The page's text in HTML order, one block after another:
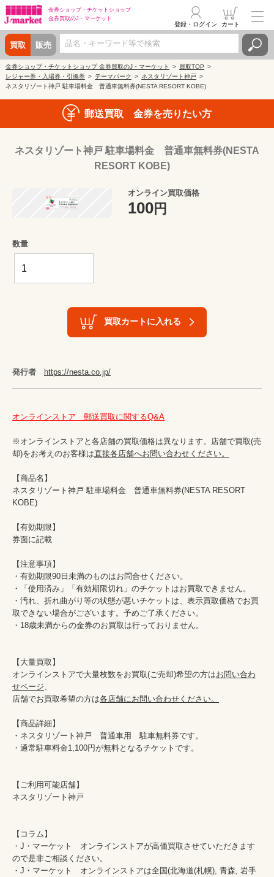
金券ショップ・ チケットショップ
金券買取のJ・マーケット
買取 販売
登録・ログイン カート
金券ショップ・チケットショップ 金券買取のJ・マーケット
買取TOP
レジャー券・入場券・引換券
テーマパーク
ネスタリゾート神戸
ネスタリゾート神戸 駐車場料金 普通車無料券(NESTA RESORT KOBE)
郵送買取 金券を売りたい方
ネスタリゾート神戸 駐車場料金 普通車無料券(NESTA
RESORT KOBE)
オンライン買取価格
100円
数量
買取カートに入れる
発行者 https://nesta.co.jp/
オンラインストア　郵送買取に関するQ&A
※オンラインストアと各店舗の買取価格は異なります。店舗で買取(売
却)をお考えのお客様は直接各店舗へお問い合わせください。
【商品名】
ネスタリゾート神戸 駐車場料金　普通車無料券(NESTA RESORT
KOBE)
【有効期限】
券面に記載
【注意事項】
・有効期限90日未満のものはお問合せください。
・「使用済み」「有効期限切れ」のチケットはお買取できません。
・汚れ、折れ曲がり等の状態が悪いチケットは、表示買取価格でお買
取できない場合がございます。予めご了承ください。
・18歳未満からの金券のお買取は行っておりません。
【大量買取】
オンラインストアで大量枚数をお買取(ご売却)希望の方はお問い合わ
せページ
店舗でお買取希望の方は各店舗にお問い合わせください。
【商品詳細】
・ネスタリゾート神戸　普通車用　駐車無料券です。
・通常駐車料金1,100円が無料となるチケットです。
【ご利用可能店舗】
ネスタリゾート神戸
【コラム】
・J・マーケット　オンラインストアが高価買取させていただきます
ので是非ご相談ください。
・J・マーケット　オンラインストアは全国(北海道(札幌), 青森, 岩手